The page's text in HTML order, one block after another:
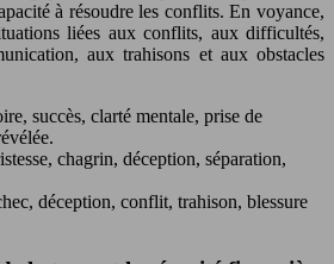
à résoudre les conflits. En voyance,
liées aux conflits, aux difficultés,
aux trahisons et aux obstacles
succès, clarté mentale, prise de
chagrin, déception, séparation,
déception, conflit, trahison, blessure